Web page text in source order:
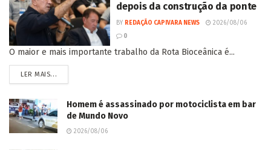
depois da construção da ponte
BY REDAÇÃO CAPIVARA NEWS
2026/08/06
0
O maior e mais importante trabalho da Rota Bioceânica é...
LER MAIS...
Homem é assassinado por motociclista em bar
de Mundo Novo
2026/08/06